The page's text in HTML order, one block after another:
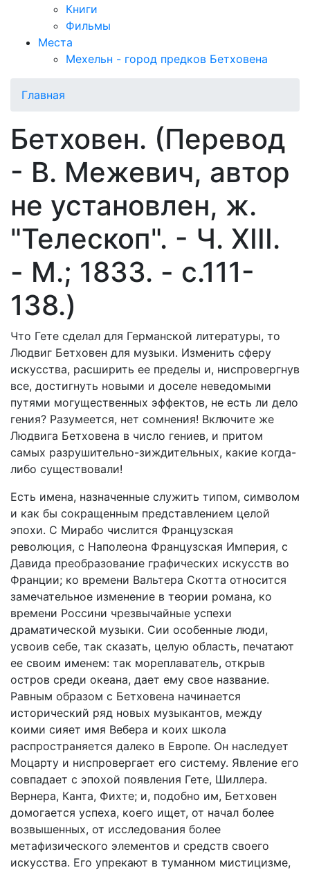
Книги
Фильмы
Места
Мехельн - город предков Бетховена
Главная
Бетховен. (Перевод
- В. Межевич, автор
не установлен, ж.
"Телескоп". - Ч. XIII.
- М.; 1833. - с.111-
138.)
Что Гете сделал для Германской литературы, то
Людвиг Бетховен для музыки. Изменить сферу
искусства, расширить ее пределы и, ниспровергнув
все, достигнуть новыми и доселе неведомыми
путями могущественных эффектов, не есть ли дело
гения? Разумеется, нет сомнения! Включите же
Людвига Бетховена в число гениев, и притом
самых разрушительно-зиждительных, какие когда-
либо существовали!
Есть имена, назначенные служить типом, символом
и как бы сокращенным представлением целой
эпохи. С Мирабо числится Французская
революция, с Наполеона Французская Империя, с
Давида преобразование графических искусств во
Франции; ко времени Вальтера Скотта относится
замечательное изменение в теории романа, ко
времени Россини чрезвычайные успехи
драматической музыки. Сии особенные люди,
усвоив себе, так сказать, целую область, печатают
ее своим именем: так мореплаватель, открыв
остров среди океана, дает ему свое название.
Равным образом с Бетховена начинается
исторический ряд новых музыкантов, между
коими сияет имя Вебера и коих школа
распространяется далеко в Европе. Он наследует
Моцарту и ниспровергает его систему. Явление его
совпадает с эпохой появления Гете, Шиллера.
Вернера, Канта, Фихте; и, подобно им, Бетховен
домогается успеха, коего ищет, от начал более
возвышенных, от исследования более
метафизического элементов и средств своего
искусства. Его упрекают в туманном мистицизме,